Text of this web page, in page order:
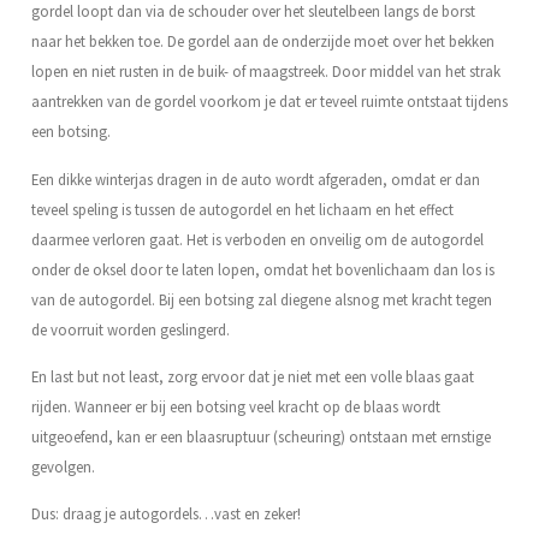
gordel loopt dan via de schouder over het sleutelbeen langs de borst
naar het bekken toe. De gordel aan de onderzijde moet over het bekken
lopen en niet rusten in de buik- of maagstreek. Door middel van het strak
aantrekken van de gordel voorkom je dat er teveel ruimte ontstaat tijdens
een botsing.
Een dikke winterjas dragen in de auto wordt afgeraden, omdat er dan
teveel speling is tussen de autogordel en het lichaam en het effect
daarmee verloren gaat. Het is verboden en onveilig om de autogordel
onder de oksel door te laten lopen, omdat het bovenlichaam dan los is
van de autogordel. Bij een botsing zal diegene alsnog met kracht tegen
de voorruit worden geslingerd.
En last but not least, zorg ervoor dat je niet met een volle blaas gaat
rijden. Wanneer er bij een botsing veel kracht op de blaas wordt
uitgeoefend, kan er een blaasruptuur (scheuring) ontstaan met ernstige
gevolgen.
Dus: draag je autogordels…vast en zeker!